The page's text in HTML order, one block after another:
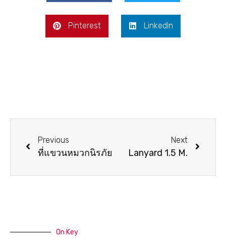
Pinterest LinkedIn
Previous
ที่แขวนหมวกนิรภัย
Next
Lanyard 1.5 M.
On Key